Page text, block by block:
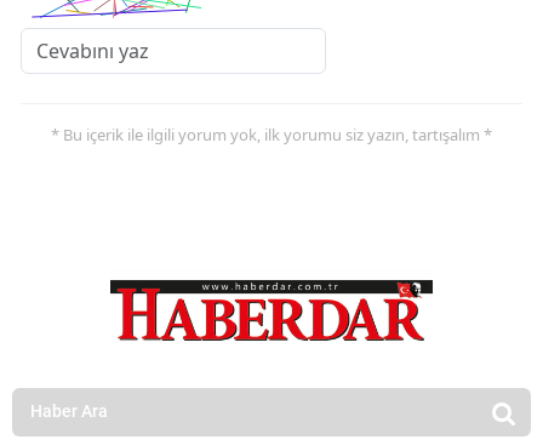
* Bu içerik ile ilgili yorum yok, ilk yorumu siz yazın, tartışalım *